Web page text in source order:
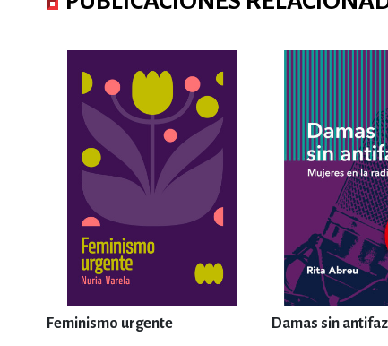
Feminismo urgente Damas sin antifaz